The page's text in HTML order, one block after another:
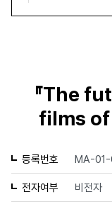
『The
films of
등록번호 MA-
전자여부 비전자